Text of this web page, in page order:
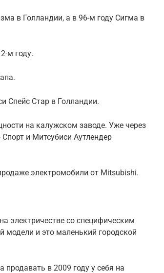
в Голландии, а в 96-м году Сигма в
м году.
Спейс Стар в Голландии.
на калужском заводе. Уже через
и Митсубиси Аутлендер
электромобили от Mitsubishi.
электричестве со специфическим
и это маленький городской
в 2009 году у себя на